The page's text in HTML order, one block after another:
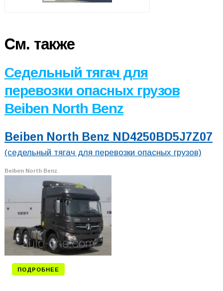
См. также
Седельный тягач для
перевозки опасных грузов
Beiben North Benz
Beiben North Benz ND4250BD5J7Z07
(седельный тягач для перевозки опасных грузов)
Beiben North Benz
ПОДРОБНЕЕ